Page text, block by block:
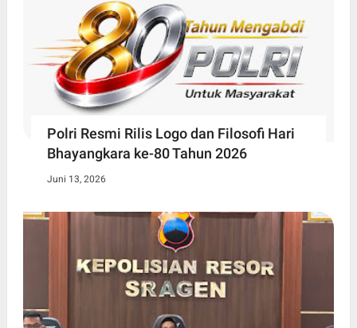
Polri Resmi Rilis Logo dan Filosofi Hari
Bhayangkara ke-80 Tahun 2026
Juni 13, 2026